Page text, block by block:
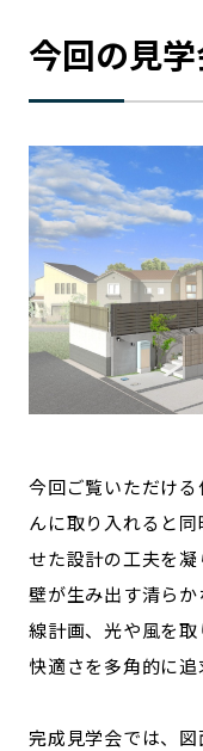
今回の見
今回ご覧いただけ
んに取り入れると
せた設計の工夫を
壁が生み出す清ら
線計画、光や風を
快適さを多角的に追
完成見学会では、